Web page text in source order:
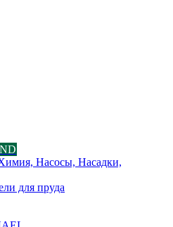
Насосы, Насадки,
для пруда